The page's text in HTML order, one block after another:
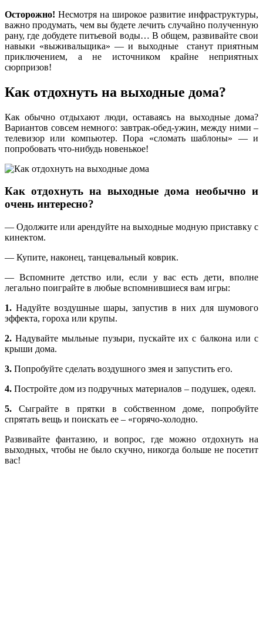
Осторожно! Несмотря на широкое развитие инфраструктуры,
важно продумать, чем вы будете лечить случайно полученную
рану, где добудете питьевой воды… В общем, развивайте свои
навыки «выживальщика» — и выходные станут приятным
приключением, а не источником крайне неприятных
сюрпризов!
Как отдохнуть на выходные дома?
Как обычно отдыхают люди, оставаясь на выходные дома?
Вариантов совсем немного: завтрак-обед-ужин, между ними –
телевизор или компьютер. Пора «сломать шаблоны» — и
попробовать что-нибудь новенькое!
Как отдохнуть на выходные дома необычно и
очень интересно?
— Одолжите или арендуйте на выходные модную приставку с
кинектом.
— Купите, наконец, танцевальный коврик.
— Вспомните детство или, если у вас есть дети, вполне
легально поиграйте в любые вспомнившиеся вам игры:
1. Надуйте воздушные шары, запустив в них для шумового
эффекта, гороха или крупы.
2. Надувайте мыльные пузыри, пускайте их с балкона или с
крыши дома.
3. Попробуйте сделать воздушного змея и запустить его.
4. Постройте дом из подручных материалов – подушек, одеял.
5. Сыграйте в прятки в собственном доме, попробуйте
спрятать вещь и поискать ее – «горячо-холодно.
Развивайте фантазию, и вопрос, где можно отдохнуть на
выходных, чтобы не было скучно, никогда больше не посетит
вас!